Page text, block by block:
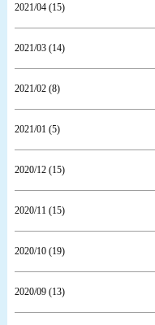
2021/04 (15)
2021/03 (14)
2021/02 (8)
2021/01 (5)
2020/12 (15)
2020/11 (15)
2020/10 (19)
2020/09 (13)